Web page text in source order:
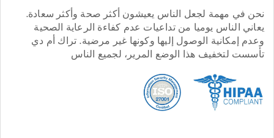
نحن في مهمة لجعل الناس يعيشون أكثر صحة وأكثر سعادة.
يعاني الناس يوميا من تداعيات عدم كفاءة الرعاية الصحية
وعدم إمكانية الوصول إليها وكونها غير مرضية. تراك أم دي
تأسست لتخفيف هذا الوضع المرير، لجميع الناس